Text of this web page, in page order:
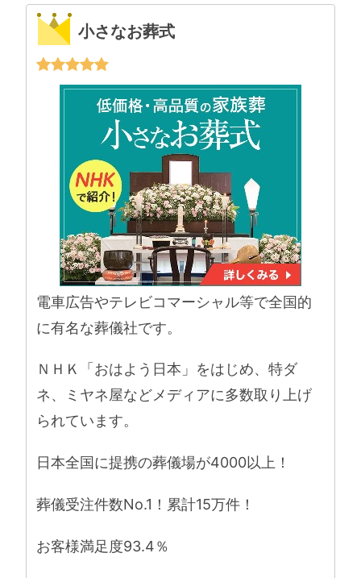
小さなお葬式
電車広告やテレビコマーシャル等で全国的
に有名な葬儀社です。
ＮＨＫ「おはよう日本」をはじめ、特ダ
ネ、ミヤネ屋などメディアに多数取り上げ
られています。
日本全国に提携の葬儀場が4000以上！
葬儀受注件数No.1！累計15万件！
お客様満足度93.4％